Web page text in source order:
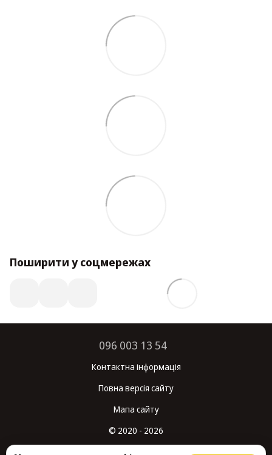
Поширити у соцмережах
096 003 13 54
Контактна інформація
Повна версія сайту
Мапа сайту
© 2020 - 2026